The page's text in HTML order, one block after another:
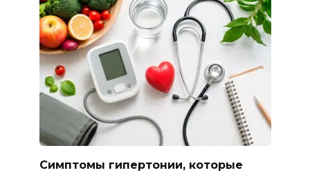
Симптомы гипертонии, которые